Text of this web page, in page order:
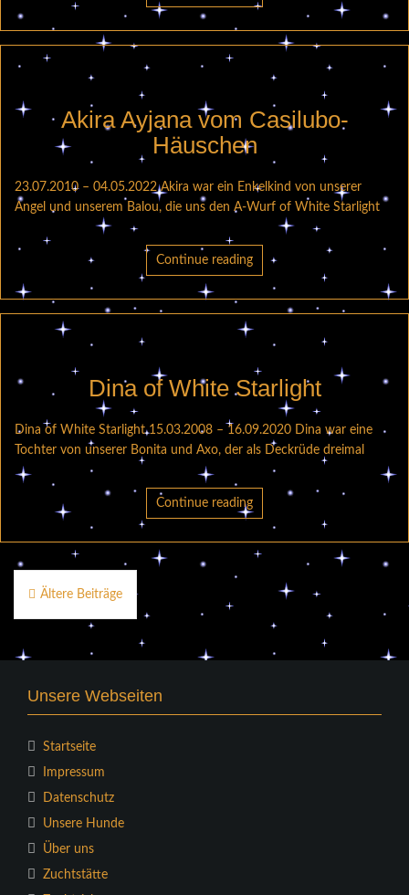
Akira Ayjana vom Casilubo-
Häuschen
23.07.2010 – 04.05.2022 Akira war ein Enkelkind von unserer
Angel und unserem Balou, die uns den A-Wurf of White Starlight
Continue reading
Dina of White Starlight
Dina of White Starlight 15.03.2008 – 16.09.2020 Dina war eine
Tochter von unserer Bonita und Axo, der als Deckrüde dreimal
Continue reading
Beitragsnavigation
Ältere Beiträge
Unsere Webseiten
Startseite
Impressum
Datenschutz
Unsere Hunde
Über uns
Zuchtstätte